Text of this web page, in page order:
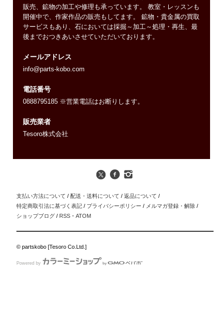
販売、鉱物の加工や修理も承っています。 教室・レッスンも
開催中で、作家作品の販売もしてます。 鉱物・貴金属の買取
サービスもあり、石においては採掘～加工～処理・再生、最
後までおつきあいさせていただいております。
メールアドレス
info@parts-kobo.com
電話番号
0888795185 ※営業電話はお断りします。
販売業者
Tesoro株式会社
支払い方法について / 配送・送料について / 返品について /
特定商取引法に基づく表記 / プライバシーポリシー / メルマガ登録・解除 /
ショップブログ / RSS ・ATOM
© partskobo [Tesoro Co.Ltd.]
Powered by